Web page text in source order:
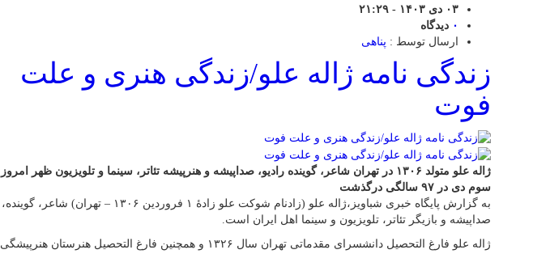
۰۳ دی ۱۴۰۳ - ۲۱:۲۹
۰ دیدگاه
ارسال توسط : پناهی
زندگی نامه ژاله علو/زندگی هنری و علت
فوت
ژاله علو متولد ۱۳۰۶ در تهران شاعر، گوینده رادیو، صداپیشه و هنرپیشه تئاتر، سینما و تلویزیون ظهر امروز
سوم دی در ۹۷ سالگی درگذشت
به گزارش پایگاه خبری شباویز،ژاله علو (زادنام شوکت علو زادهٔ ۱ فروردین ۱۳۰۶ – تهران) شاعر، گوینده،
صداپیشه و بازیگر تئاتر، تلویزیون و سینما اهل ایران است.
ژاله علو فارغ التحصیل دانشسرای مقدماتی تهران سال ۱۳۲۶ و همچنین فارغ التحصیل هنرستان هنرپیشگی